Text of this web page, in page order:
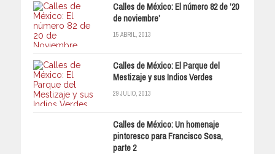
Calles de México: El número 82 de ’20
de noviembre’
15 ABRIL, 2013
Calles de México: El Parque del
Mestizaje y sus Indios Verdes
29 JULIO, 2013
Calles de México: Un homenaje
pintoresco para Francisco Sosa,
parte 2